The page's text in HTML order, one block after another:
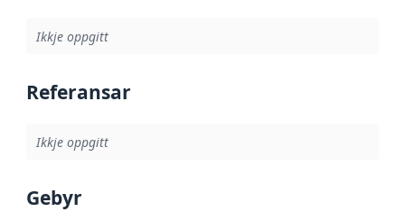
Ikkje oppgitt
Referansar
Ikkje oppgitt
Gebyr